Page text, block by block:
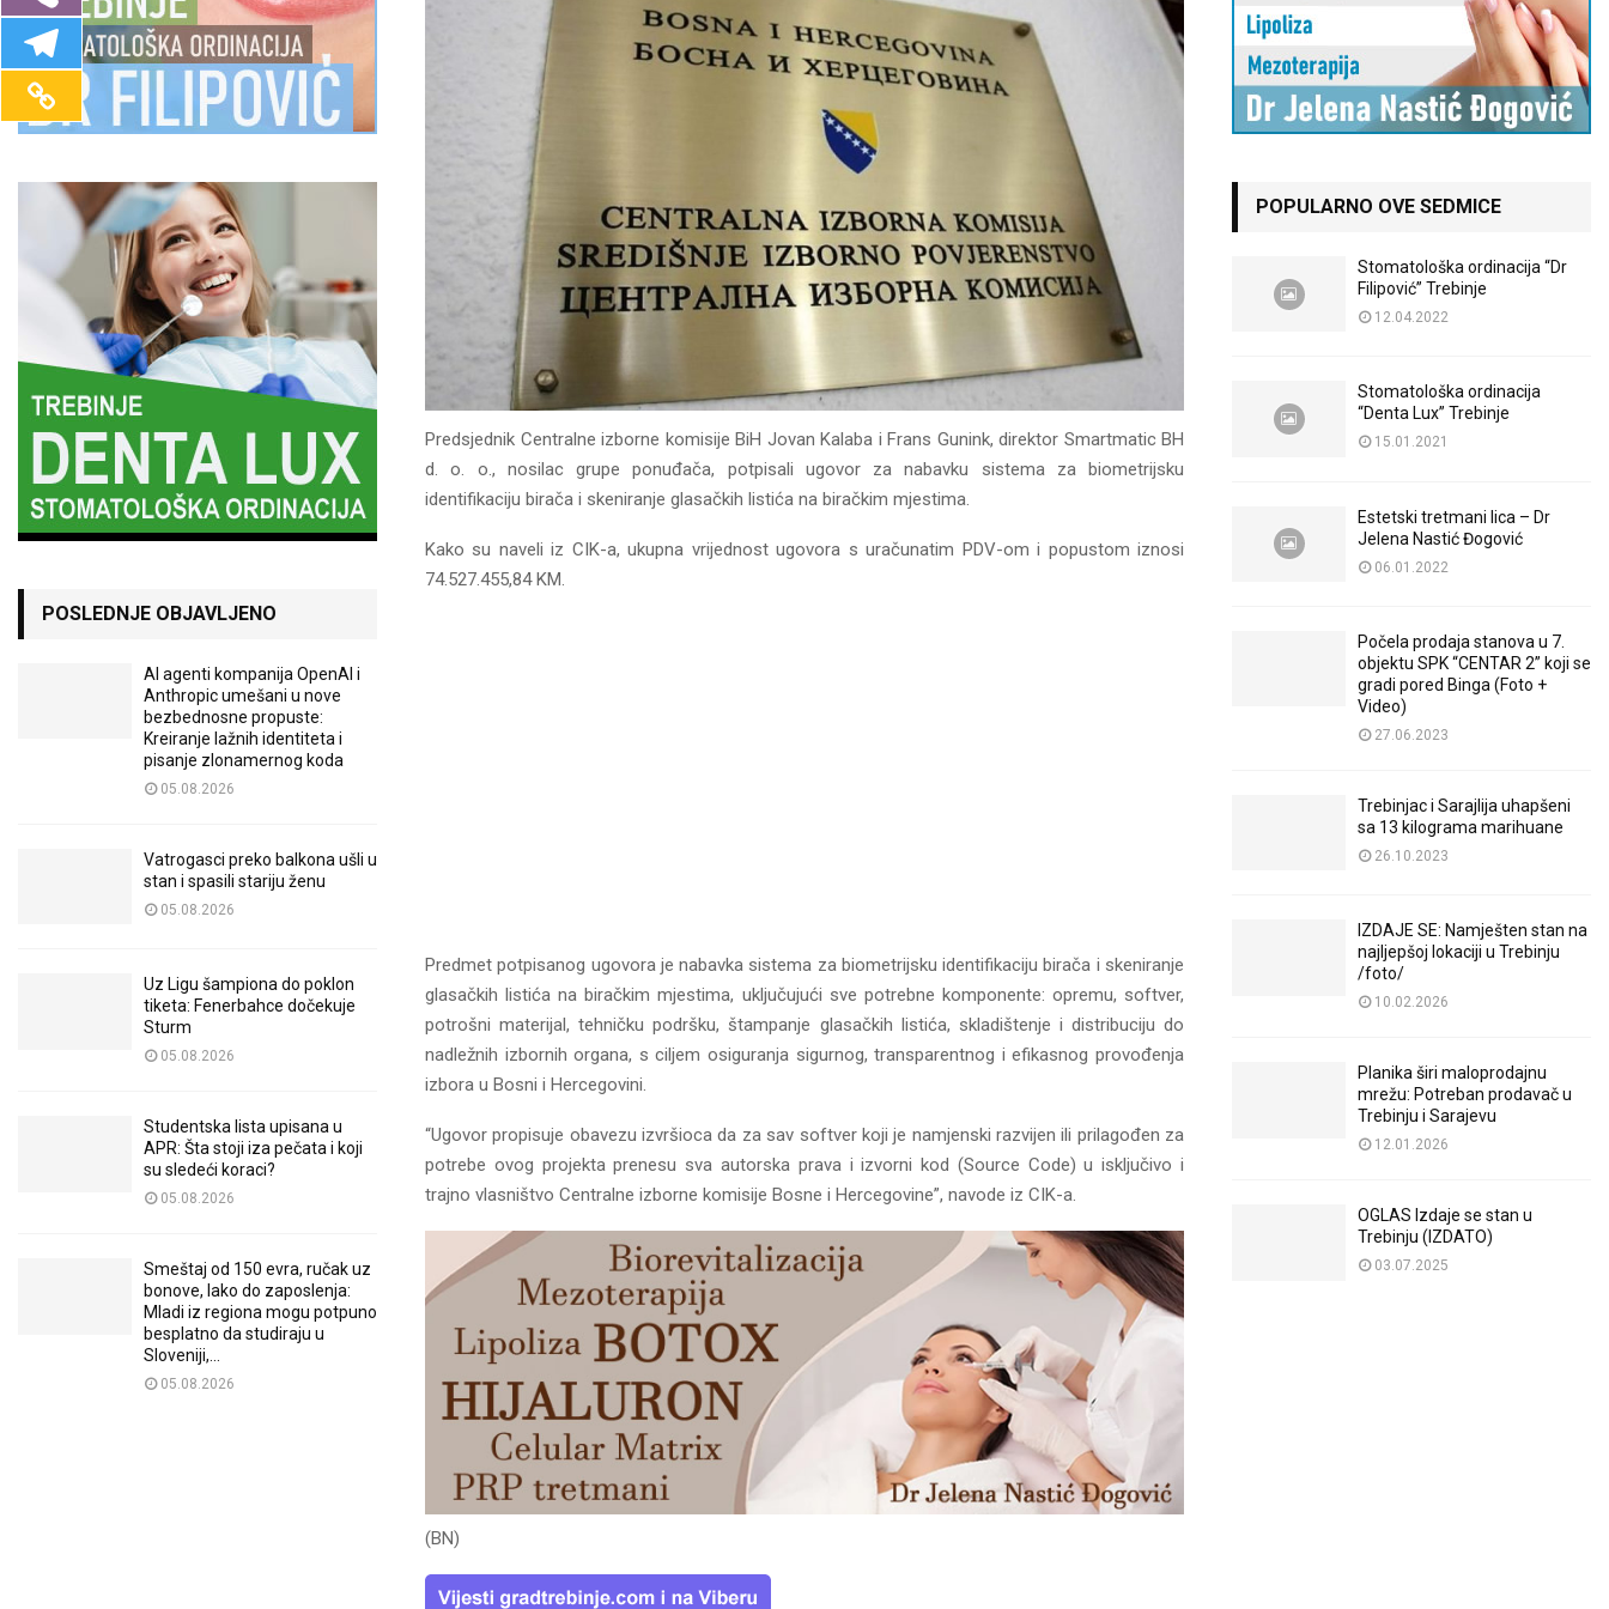
Predsjednik Centralne izborne komisije BiH Jovan Kalaba i Frans Gunink, direktor Smartmatic BH
d. o. o., nosilac grupe ponuđača, potpisali ugovor za nabavku sistema za biometrijsku
identifikaciju birača i skeniranje glasačkih listića na biračkim mjestima.
Kako su naveli iz CIK-a, ukupna vrijednost ugovora s uračunatim PDV-om i popustom iznosi
74.527.455,84 KM.
Predmet potpisanog ugovora je nabavka sistema za biometrijsku identifikaciju birača i skeniranje
glasačkih listića na biračkim mjestima, uključujući sve potrebne komponente: opremu, softver,
potrošni materijal, tehničku podršku, štampanje glasačkih listića, skladištenje i distribuciju do
nadležnih izbornih organa, s ciljem osiguranja sigurnog, transparentnog i efikasnog provođenja
izbora u Bosni i Hercegovini.
“Ugovor propisuje obavezu izvršioca da za sav softver koji je namjenski razvijen ili prilagođen za
potrebe ovog projekta prenesu sva autorska prava i izvorni kod (Source Code) u isključivo i
trajno vlasništvo Centralne izborne komisije Bosne i Hercegovine”, navode iz CIK-a.
(BN)
POSLEDNJE OBJAVLJENO
AI agenti kompanija OpenAI i
Anthropic umešani u nove
bezbednosne propuste:
Kreiranje lažnih identiteta i
pisanje zlonamernog koda
05.08.2026
Vatrogasci preko balkona ušli u
stan i spasili stariju ženu
05.08.2026
Uz Ligu šampiona do poklon
tiketa: Fenerbahce dočekuje
Sturm
05.08.2026
Studentska lista upisana u
APR: Šta stoji iza pečata i koji
su sledeći koraci?
05.08.2026
Smeštaj od 150 evra, ručak uz
bonove, lako do zaposlenja:
Mladi iz regiona mogu potpuno
besplatno da studiraju u
Sloveniji,...
05.08.2026
POPULARNO OVE SEDMICE
Stomatološka ordinacija “Dr
Filipović” Trebinje
12.04.2022
Stomatološka ordinacija
“Denta Lux” Trebinje
15.01.2021
Estetski tretmani lica – Dr
Jelena Nastić Đogović
06.01.2022
Počela prodaja stanova u 7.
objektu SPK “CENTAR 2” koji se
gradi pored Binga (Foto +
Video)
27.06.2023
Trebinjac i Sarajlija uhapšeni
sa 13 kilograma marihuane
26.10.2023
IZDAJE SE: Namješten stan na
najljepšoj lokaciji u Trebinju
/foto/
10.02.2026
Planika širi maloprodajnu
mrežu: Potreban prodavač u
Trebinju i Sarajevu
12.01.2026
OGLAS Izdaje se stan u
Trebinju (IZDATO)
03.07.2025